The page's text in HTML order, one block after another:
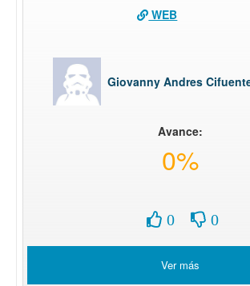
WEB
Giovanny Andres
Avance:
0%
0 0
Ver más